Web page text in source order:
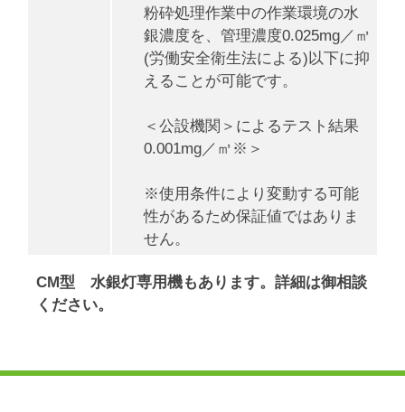
粉砕処理作業中の作業環境の水
銀濃度を、管理濃度0.025mg／㎥
(労働安全衛生法による)以下に抑
えることが可能です。
＜公設機関＞によるテスト結果
0.001mg／㎥※＞
※使用条件により変動する可能
性があるため保証値ではありま
せん。
CM型 水銀灯専用機もあります。詳細は御相談
ください。